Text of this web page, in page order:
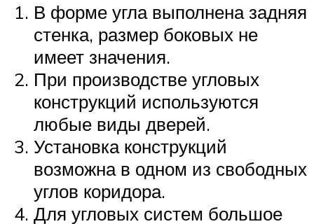
В форме угла выполнена задняя
стенка, размер боковых не
имеет значения.
При производстве угловых
конструкций используются
любые виды дверей.
Установка конструкций
возможна в одном из свободных
углов коридора.
Для угловых систем большое